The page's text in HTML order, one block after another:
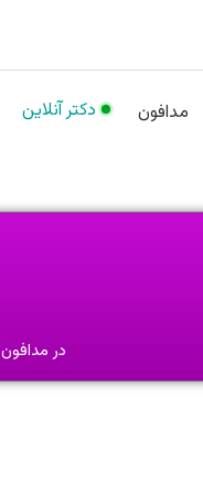
مدافون دکتر آنلاین
در مدافون، بیش از 100 روانشناس در 6 تخصص